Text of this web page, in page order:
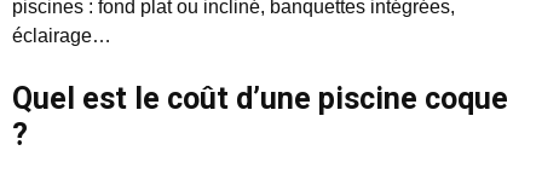
piscines : fond plat ou incliné, banquettes intégrées,
éclairage…
Quel est le coût d’une piscine coque
?